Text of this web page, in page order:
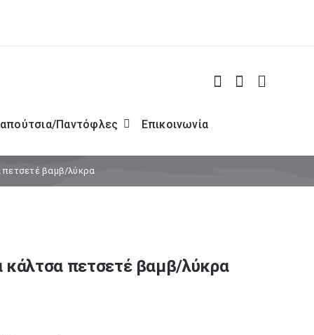
Παντόφλες Επικοινωνία
πετσετέ βαμβ/λύκρα
κάλτσα πετσετέ βαμβ/λύκρα